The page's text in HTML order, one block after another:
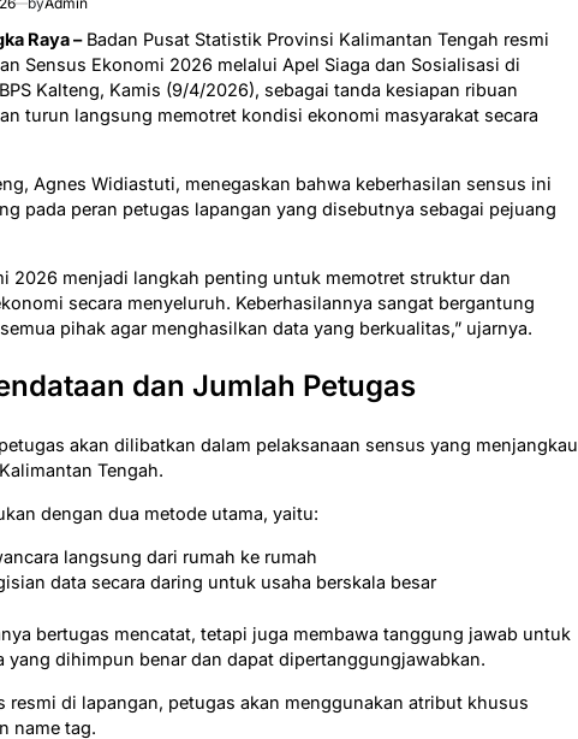
Raya –Badan Pusat Statistik Provinsi Kalimantan Tengah resmi
Sensus Ekonomi 2026 melalui Apel Siaga dan Sosialisasi di
Kalteng, Kamis (9/4/2026), sebagai tanda kesiapan ribuan
turun langsung memotret kondisi ekonomi masyarakat secara
Agnes Widiastuti, menegaskan bahwa keberhasilan sensus ini
pada peran petugas lapangan yang disebutnya sebagai pejuang
2026 menjadi langkah penting untuk memotret struktur dan
secara menyeluruh. Keberhasilannya sangat bergantung
pihak agar menghasilkan data yang berkualitas,” ujarnya.
dan Jumlah Petugas
akan dilibatkan dalam pelaksanaan sensus yang menjangkau
Tengah.
dengan dua metode utama, yaitu:
langsung dari rumah ke rumah
data secara daring untuk usaha berskala besar
bertugas mencatat, tetapi juga membawa tanggung jawab untuk
yang dihimpun benar dan dapat dipertanggungjawabkan.
resmi di lapangan, petugas akan menggunakan atribut khusus
name tag.